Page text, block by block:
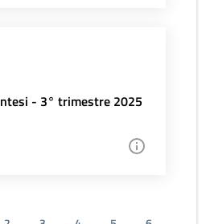
- 3° trimestre 2025